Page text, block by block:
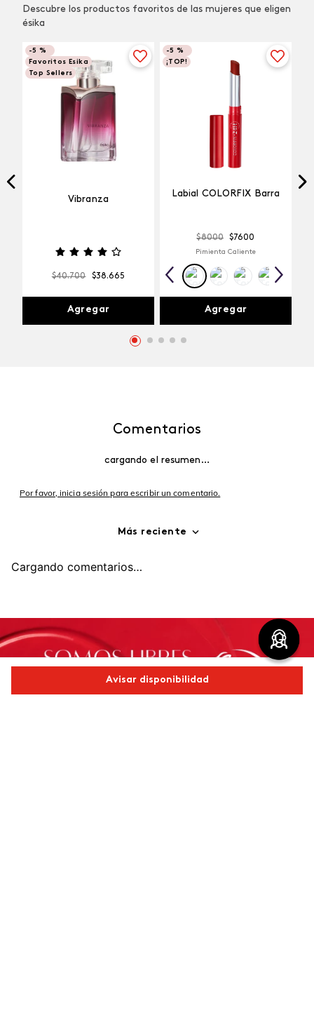
Avisar disponibilidad
Descubre los productos favoritos de las mujeres que eligen
ésika
-5 %
Favoritos Esika
Top Sellers
Vibranza
$40.700 $38.665
Agregar
-5 %
¡TOP!
Labial COLORFIX Barra
$8000 $7600
Pimienta Caliente
Agregar
Comentarios
cargando el resumen…
Por favor, inicia sesión para escribir un comentario.
Más reciente
Cargando comentarios…